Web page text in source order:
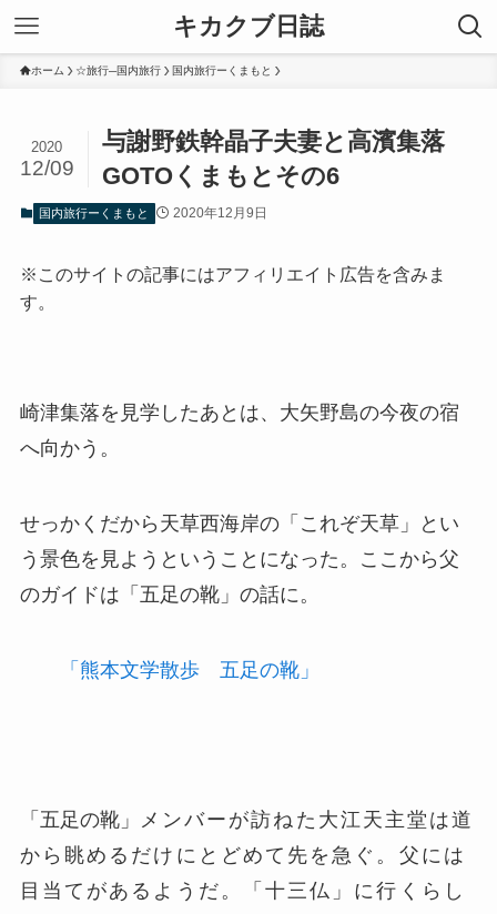
キカクブ日誌
ホーム ☆旅行─国内旅行 国内旅行ーくまもと
与謝野鉄幹晶子夫妻と高濱集落
GOTOくまもとその6
2020
12/09
国内旅行ーくまもと 2020年12月9日
※このサイトの記事にはアフィリエイト広告を含みま
す。
崎津集落を見学したあとは、大矢野島の今夜の宿
へ向かう。
せっかくだから天草西海岸の「これぞ天草」とい
う景色を見ようということになった。ここから父
のガイドは「五足の靴」の話に。
「熊本文学散歩 五足の靴」
「五足の靴」 メンバーが訪ねた大江天主堂は道
から眺めるだけにとどめて先を急ぐ。父には
目当てがあるようだ。
「十三仏」に行くらし